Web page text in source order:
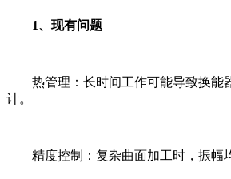
1、现有问题
热管理：长时间工作可能导致换能
计。
精度控制：复杂曲面加工时，振幅均